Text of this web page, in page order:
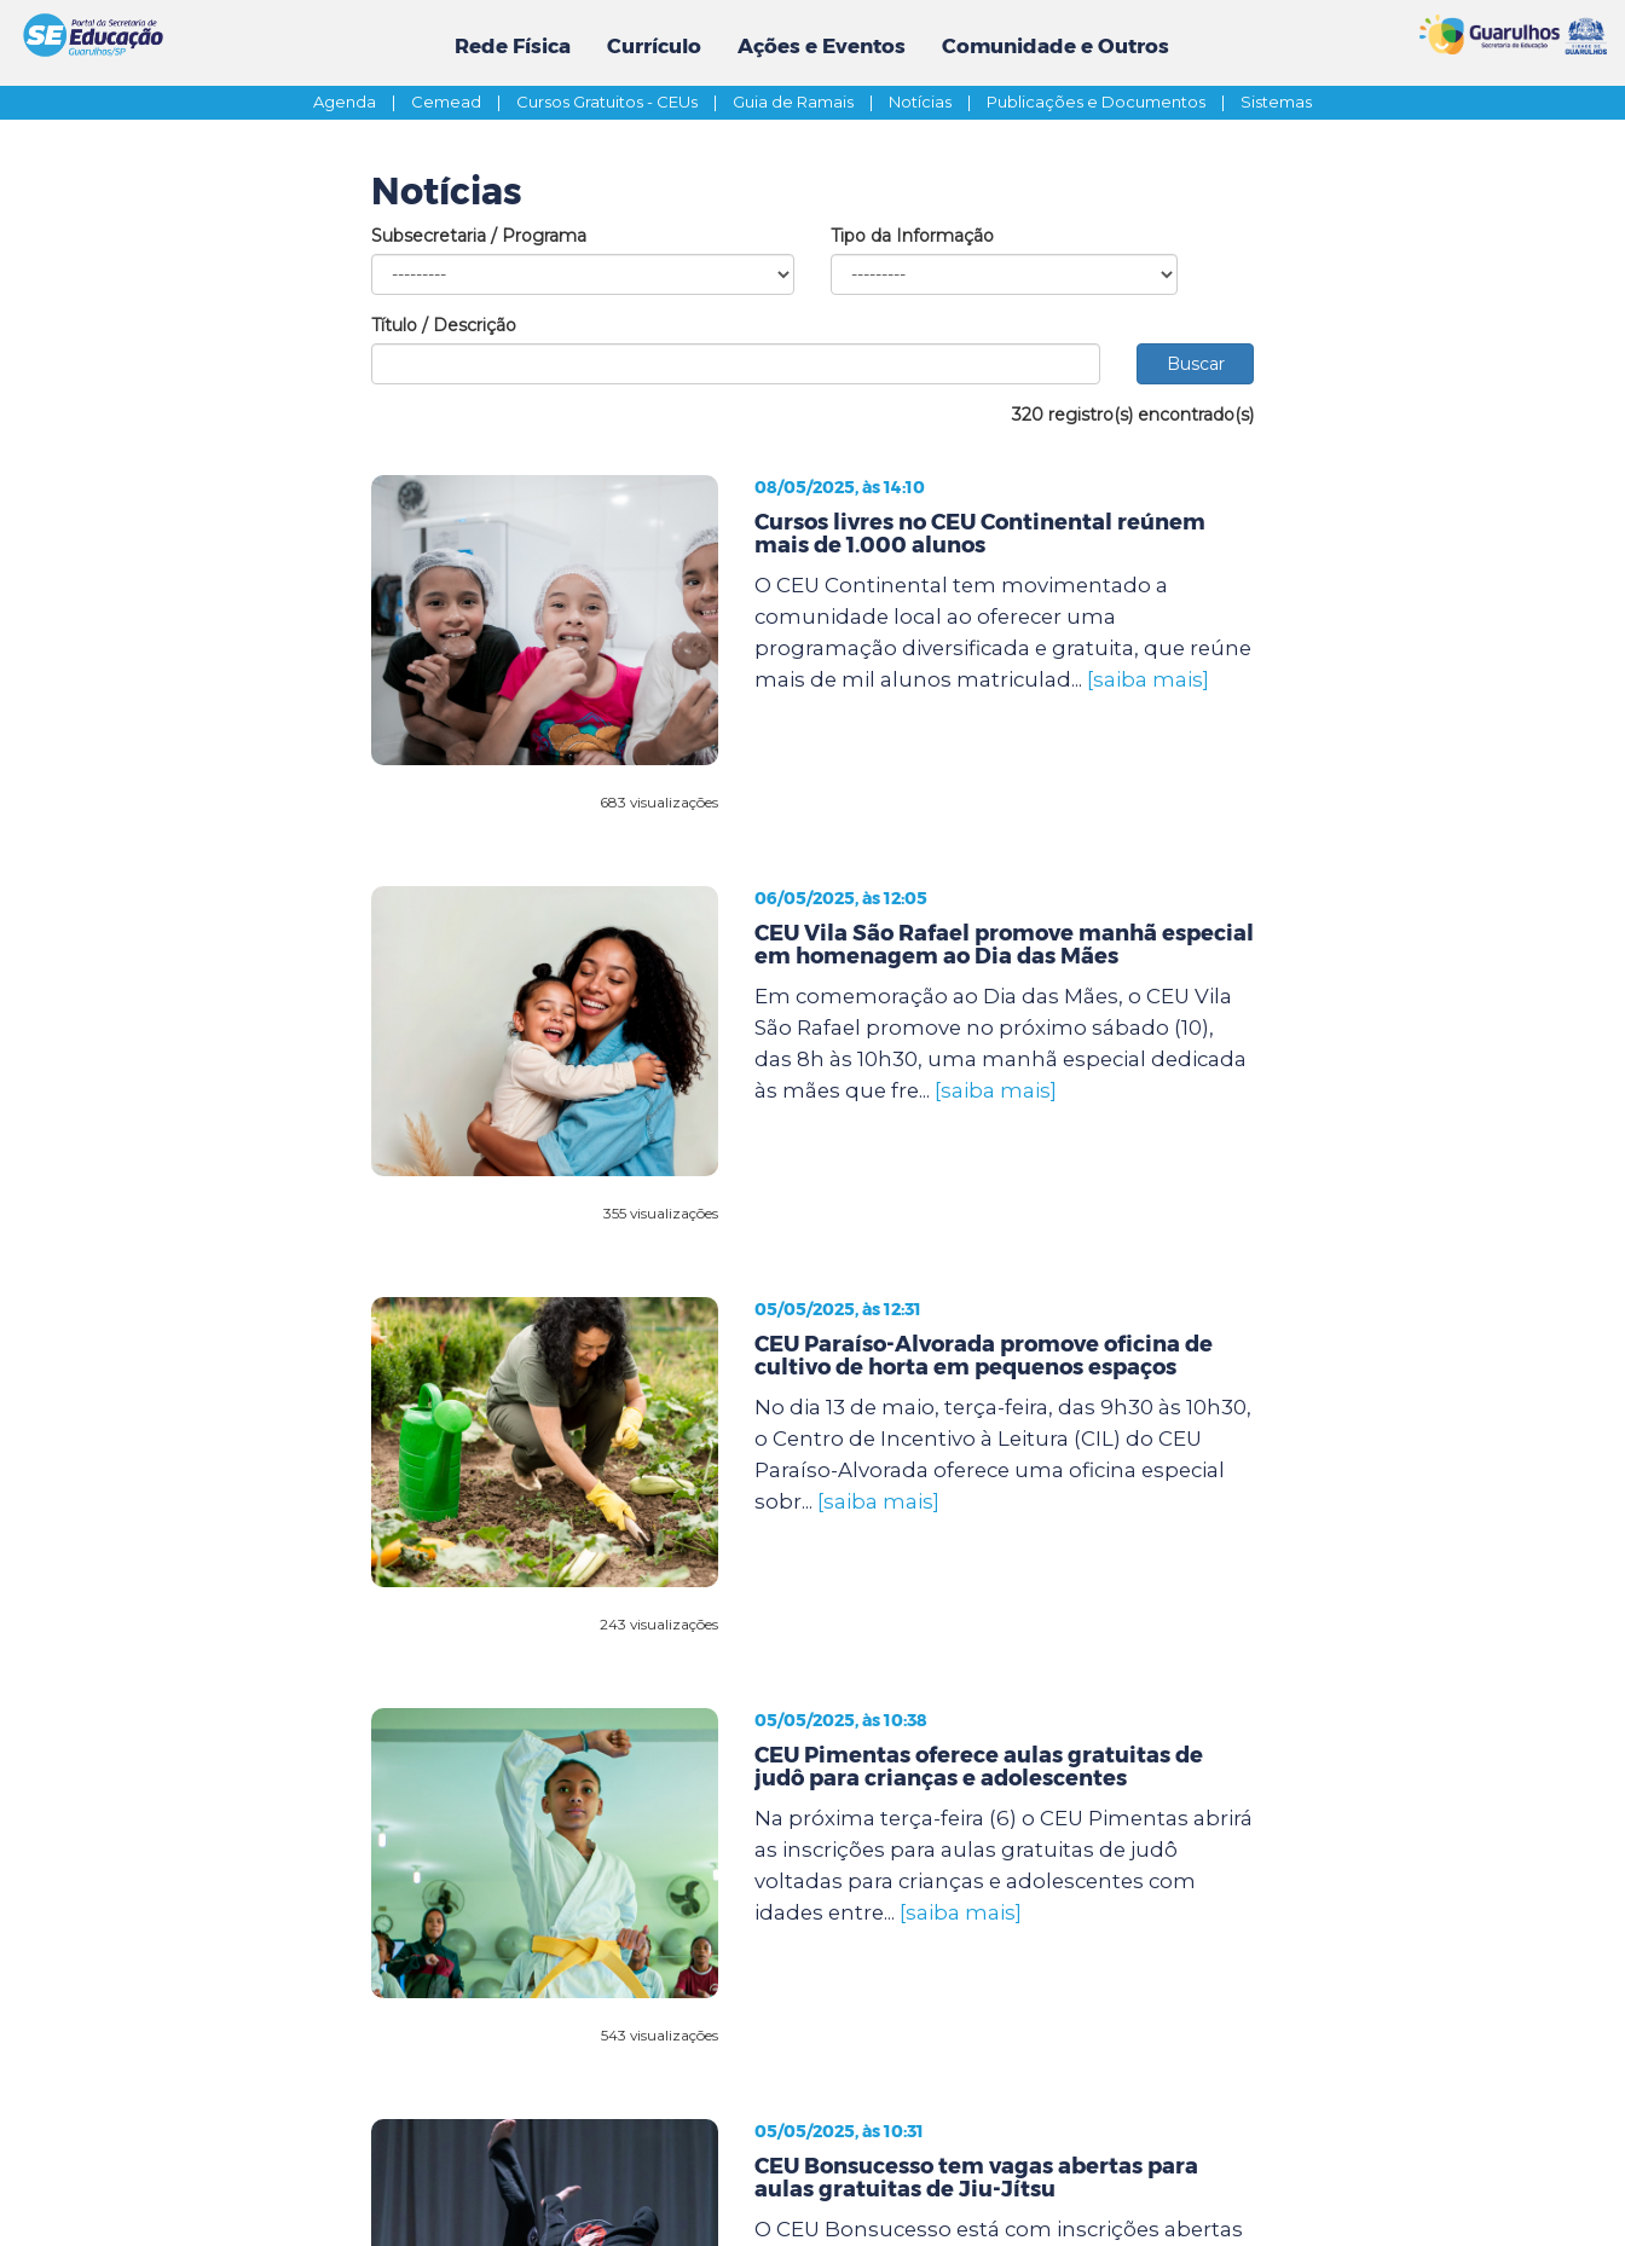
Rede Física Currículo Ações e Eventos Comunidade e Outros
Agenda | Cemead | Cursos Gratuitos - CEUs | Guia de Ramais | Notícias | Publicações e Documentos | Sistemas
Notícias
Subsecretaria / Programa Tipo da Informação
Título / Descrição
320 registro(s) encontrado(s)
683 visualizações
08/05/2025, às 14:10
Cursos livres no CEU Continental reúnem
mais de 1.000 alunos
O CEU Continental tem movimentado a
comunidade local ao oferecer uma
programação diversificada e gratuita, que reúne
mais de mil alunos matriculad... [saiba mais]
355 visualizações
06/05/2025, às 12:05
CEU Vila São Rafael promove manhã especial
em homenagem ao Dia das Mães
Em comemoração ao Dia das Mães, o CEU Vila
São Rafael promove no próximo sábado (10),
das 8h às 10h30, uma manhã especial dedicada
às mães que fre... [saiba mais]
243 visualizações
05/05/2025, às 12:31
CEU Paraíso-Alvorada promove oficina de
cultivo de horta em pequenos espaços
No dia 13 de maio, terça-feira, das 9h30 às 10h30,
o Centro de Incentivo à Leitura (CIL) do CEU
Paraíso-Alvorada oferece uma oficina especial
sobr... [saiba mais]
543 visualizações
05/05/2025, às 10:38
CEU Pimentas oferece aulas gratuitas de
judô para crianças e adolescentes
Na próxima terça-feira (6) o CEU Pimentas abrirá
as inscrições para aulas gratuitas de judô
voltadas para crianças e adolescentes com
idades entre... [saiba mais]
05/05/2025, às 10:31
CEU Bonsucesso tem vagas abertas para
aulas gratuitas de Jiu-Jítsu
O CEU Bonsucesso está com inscrições abertas